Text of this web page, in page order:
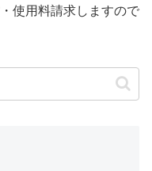
使用料請求しますので